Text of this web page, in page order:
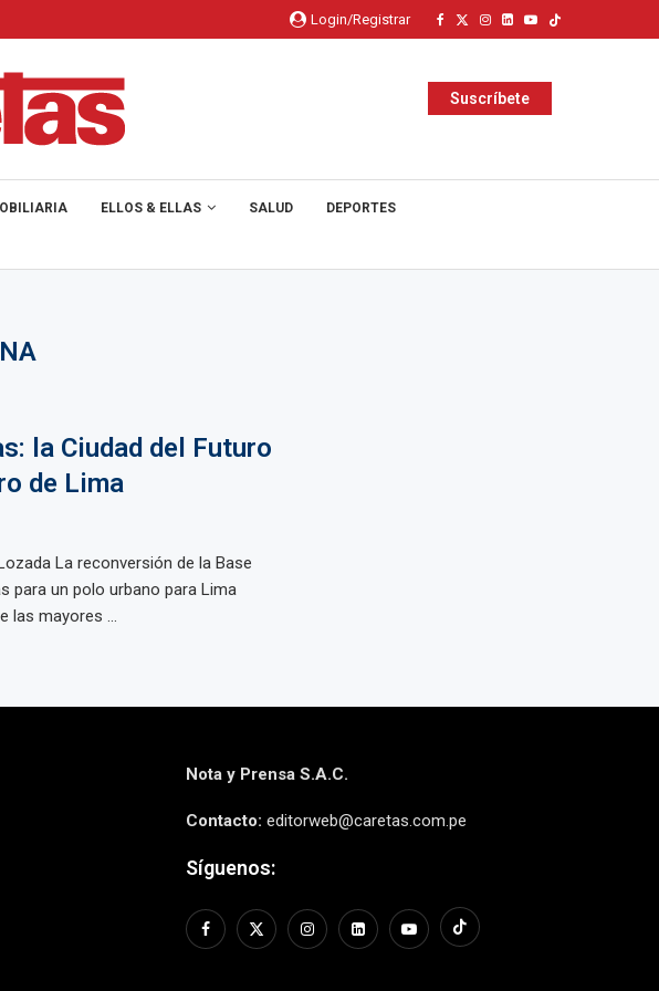
Login/Registrar
Suscríbete
ELLOS & ELLAS SALUD DEPORTES
la Ciudad del Futuro
de Lima
La reconversión de la Base
para un polo urbano para Lima
las mayores ...
Nota y Prensa S.A.C.
Contacto: editorweb@caretas.com.pe
Síguenos: